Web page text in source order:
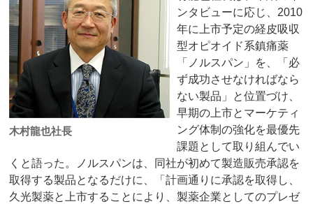
木村龍也社長
ンタビューに応じ、2010
年に上市予定の経皮吸収
型オピオイド系鎮痛薬
「ノルスパン」を、「必
ず成功させなければなら
ない製品」と位置づけ、
早期の上市とマーケティ
ング体制の強化を最優先
課題として取り組んでい
くと語った。ノルスパンは、同社が初めて製造販売承認を
取得する製品となるだけに、「計画通りに承認を取得し、
久光製薬と上市することにより、製薬企業としてのプレゼ